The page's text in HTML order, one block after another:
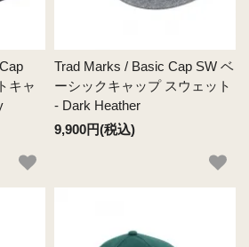
キャ
Trad Marks / Basic Cap SW ベ
ーシックキャップ スウェット
- Dark Heather
9,900円(税込)